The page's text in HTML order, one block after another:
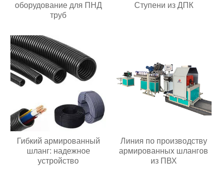
оборудование для ПНД
труб
Ступени из ДПК
Гибкий армированный
шланг: надежное
устройство
Линия по производству
армированных шлангов
из ПВХ